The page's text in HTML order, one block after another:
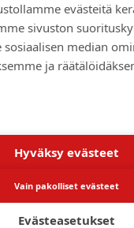
evästeitä
sivuston
median
ja
Hyväksy evästeet
Vain pakolliset evästeet
Evästeasetukset
Vuokrakoneet
Kampanjat
Vaihtokoneet
Oy
Powered by